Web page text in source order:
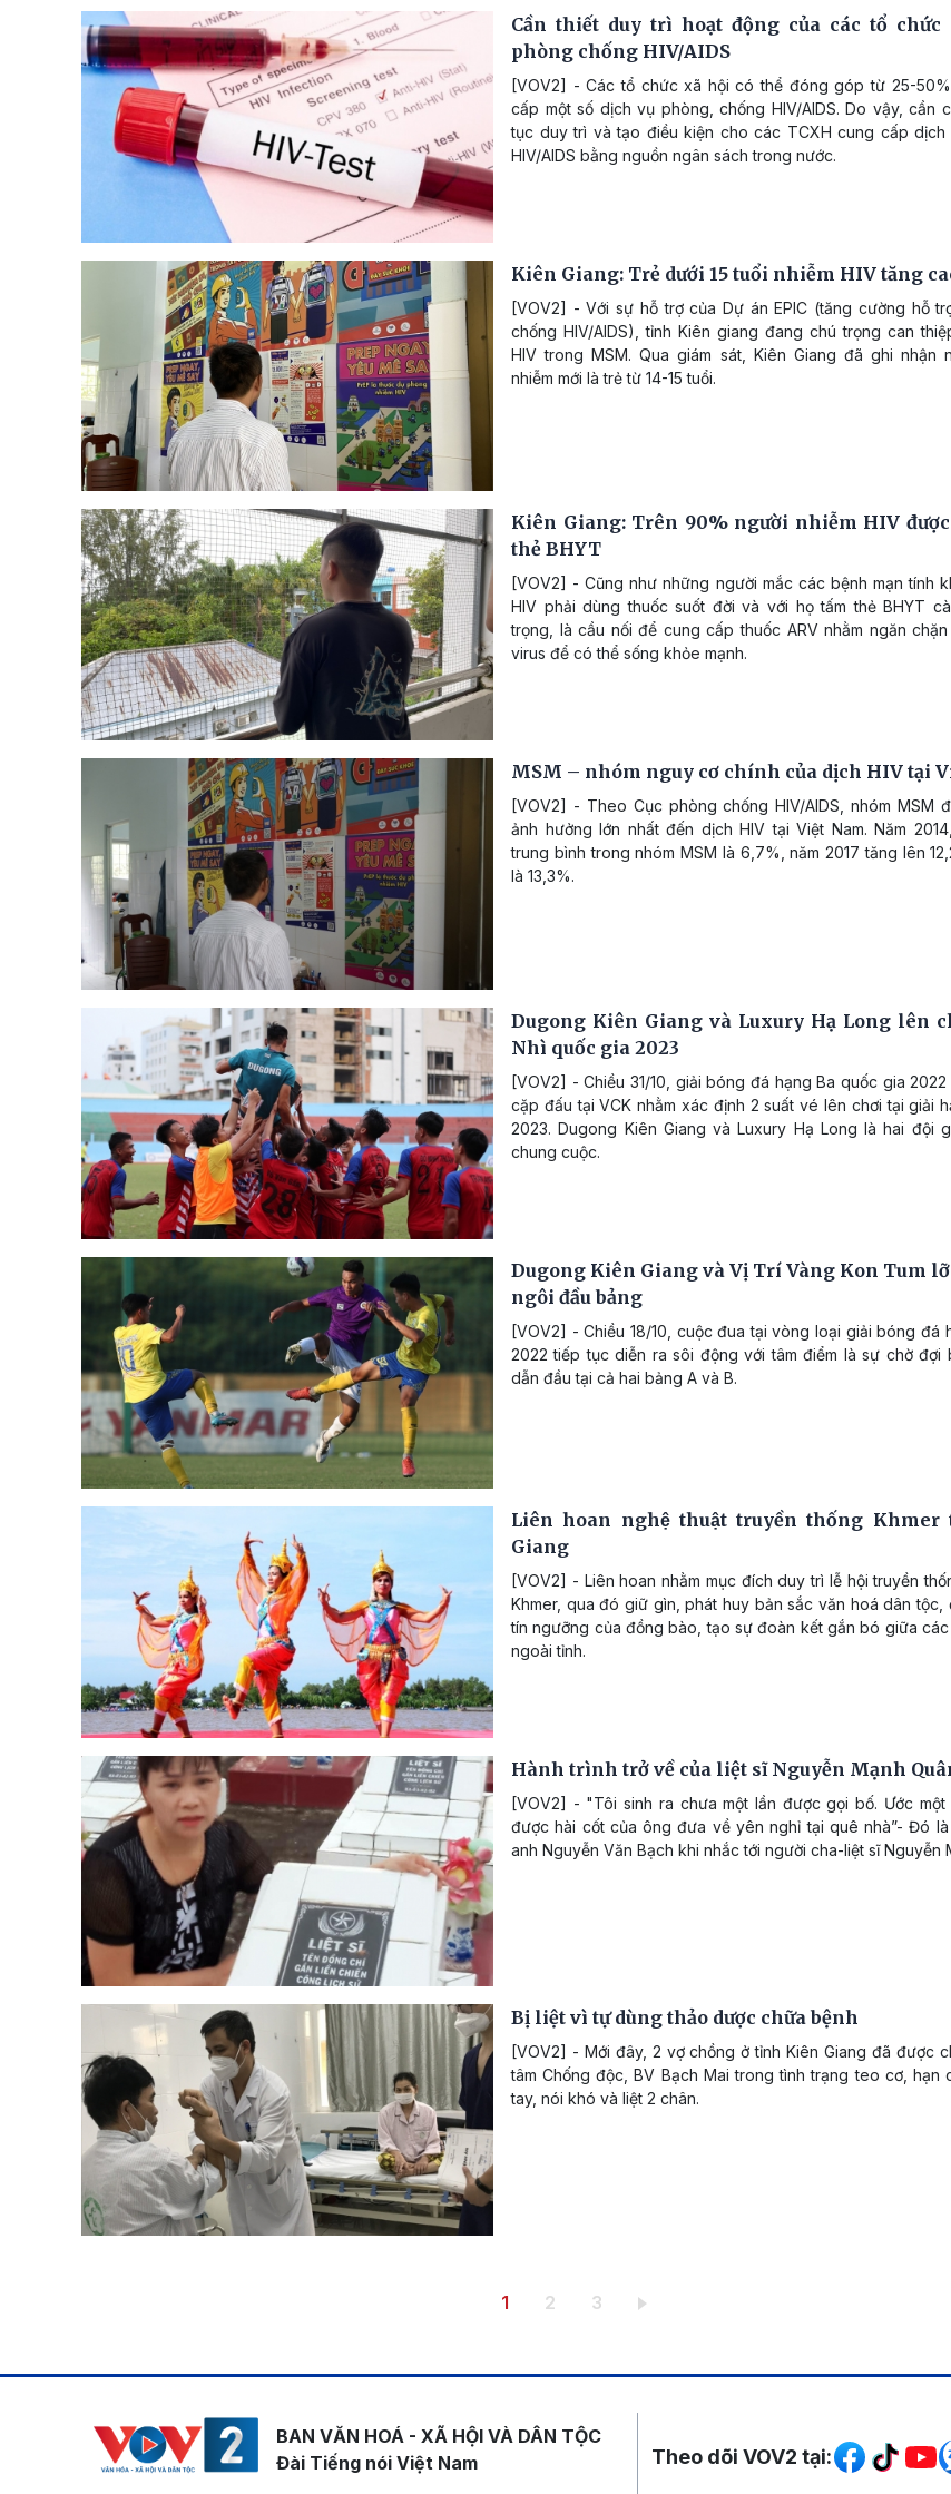
Cần thiết duy trì hoạt động của các tổ
phòng chống HIV/AIDS
[VOV2] - Các tổ chức xã hội có thể đóng góp từ 25-
cấp một số dịch vụ phòng, chống HIV/AIDS. Do vậy, cần
tục duy trì và tạo điều kiện cho các TCXH cung cấp
HIV/AIDS bằng nguồn ngân sách trong nước.
Kiên Giang: Trẻ dưới 15 tuổi nhiễm HIV tăng
[VOV2] - Với sự hỗ trợ của Dự án EPIC (tăng cường hỗ
chống HIV/AIDS), tỉnh Kiên giang đang chú trọng can
HIV trong MSM. Qua giám sát, Kiên Giang đã ghi nhận
nhiễm mới là trẻ từ 14-15 tuổi.
Kiên Giang: Trên 90% người nhiễm HIV
thẻ BHYT
[VOV2] - Cũng như những người mắc các bệnh mạn tính
HIV phải dùng thuốc suốt đời và với họ tấm thẻ BHYT
trọng, là cầu nối để cung cấp thuốc ARV nhằm ngăn
virus để có thể sống khỏe mạnh.
MSM – nhóm nguy cơ chính của dịch HIV tại
[VOV2] - Theo Cục phòng chống HIV/AIDS, nhóm MSM
ảnh hưởng lớn nhất đến dịch HIV tại Việt Nam. Năm
trung bình trong nhóm MSM là 6,7%, năm 2017 tăng lên
là 13,3%.
Dugong Kiên Giang và Luxury Hạ Long lên
Nhì quốc gia 2023
[VOV2] - Chiều 31/10, giải bóng đá hạng Ba quốc gia
cặp đấu tại VCK nhằm xác định 2 suất vé lên chơi tại giải
2023. Dugong Kiên Giang và Luxury Hạ Long là hai đội
chung cuộc.
Dugong Kiên Giang và Vị Trí Vàng Kon Tum
ngôi đầu bảng
[VOV2] - Chiều 18/10, cuộc đua tại vòng loại giải bóng đá
2022 tiếp tục diễn ra sôi động với tâm điểm là sự chờ đợi
dẫn đầu tại cả hai bảng A và B.
Liên hoan nghệ thuật truyền thống Khmer
Giang
[VOV2] - Liên hoan nhằm mục đích duy trì lễ hội truyền
Khmer, qua đó giữ gìn, phát huy bản sắc văn hoá dân tộc,
tín ngưỡng của đồng bào, tạo sự đoàn kết gắn bó giữa
ngoài tỉnh.
Hành trình trở về của liệt sĩ Nguyễn Mạnh
[VOV2] - "Tôi sinh ra chưa một lần được gọi bố. Ước
được hài cốt của ông đưa về yên nghỉ tại quê nhà”- Đó
anh Nguyễn Văn Bạch khi nhắc tới người cha-liệt sĩ Nguyễn
Bị liệt vì tự dùng thảo dược chữa bệnh
[VOV2] - Mới đây, 2 vợ chồng ở tỉnh Kiên Giang đã được
tâm Chống độc, BV Bạch Mai trong tình trạng teo cơ, hạn
tay, nói khó và liệt 2 chân.
Trang hiện thời
1 Trang
2 Trang
3
BAN VĂN HOÁ - XÃ HỘI VÀ DÂN TỘC
Đài Tiếng nói Việt Nam
Mạng xã hội
Theo dõi VOV2 tại: